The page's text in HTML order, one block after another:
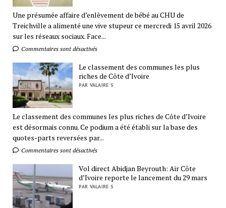
Une présumée affaire d’enlèvement de bébé au CHU de
Treichville a alimenté une vive stupeur ce mercredi 15 avril 2026
sur les réseaux sociaux. Face...
Commentaires sont désactivés
Le classement des communes les plus
riches de Côte d’Ivoire
PAR VALAIRE S
Le classement des communes les plus riches de Côte d’Ivoire
est désormais connu. Ce podium a été établi sur la base des
quotes-parts reversées par...
Commentaires sont désactivés
Vol direct Abidjan Beyrouth: Air Côte
d’Ivoire reporte le lancement du 29 mars
PAR VALAIRE S